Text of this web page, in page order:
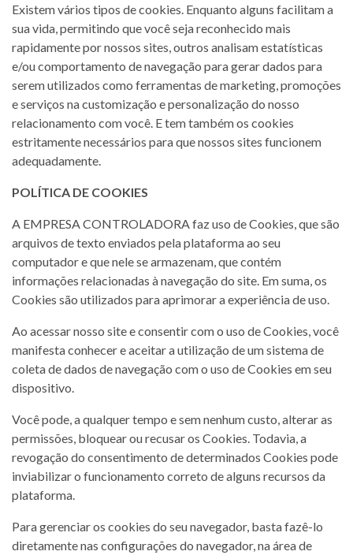
Existem vários tipos de cookies. Enquanto alguns facilitam a
sua vida, permitindo que você seja reconhecido mais
rapidamente por nossos sites, outros analisam estatísticas
e/ou comportamento de navegação para gerar dados para
serem utilizados como ferramentas de marketing, promoções
e serviços na customização e personalização do nosso
relacionamento com você. E tem também os cookies
estritamente necessários para que nossos sites funcionem
adequadamente.
POLÍTICA DE COOKIES
A EMPRESA CONTROLADORA faz uso de Cookies, que são
arquivos de texto enviados pela plataforma ao seu
computador e que nele se armazenam, que contém
informações relacionadas à navegação do site. Em suma, os
Cookies são utilizados para aprimorar a experiência de uso.
Ao acessar nosso site e consentir com o uso de Cookies, você
manifesta conhecer e aceitar a utilização de um sistema de
coleta de dados de navegação com o uso de Cookies em seu
dispositivo.
Você pode, a qualquer tempo e sem nenhum custo, alterar as
permissões, bloquear ou recusar os Cookies. Todavia, a
revogação do consentimento de determinados Cookies pode
inviabilizar o funcionamento correto de alguns recursos da
plataforma.
Para gerenciar os cookies do seu navegador, basta fazê-lo
diretamente nas configurações do navegador, na área de